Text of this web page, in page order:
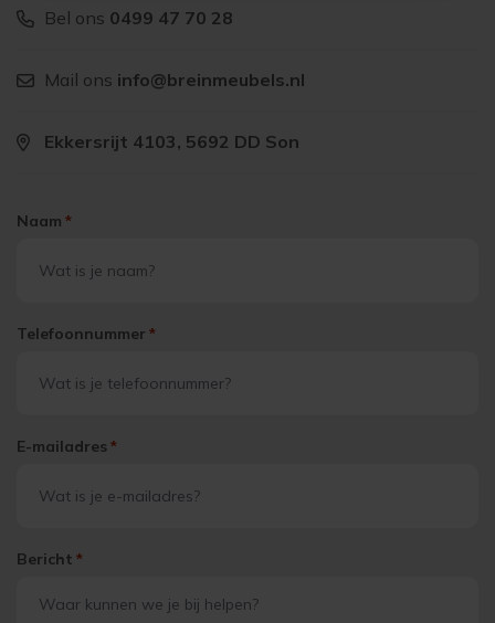
Bel ons 0499 47 70 28
Mail ons info@breinmeubels.nl
Ekkersrijt 4103, 5692 DD Son
Naam *
Telefoonnummer *
E-mailadres *
Bericht *